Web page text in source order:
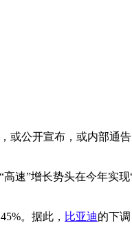
或公开宣布，或内部通
速”增长势头在今年实
。据此， 比亚迪的下